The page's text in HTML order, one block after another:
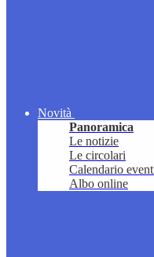
Novità
Panoramica
Le notizie
Le circolari
Calendario
Albo online